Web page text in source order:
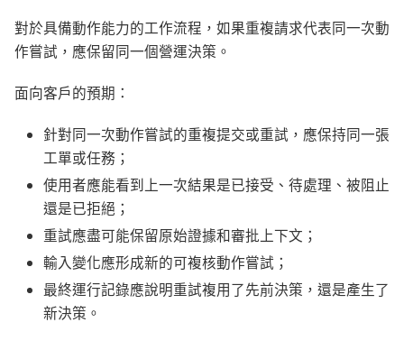
對於具備動作能力的工作流程，如果重複請求代表同一次動
作嘗試，應保留同一個營運決策。
面向客戶的預期：
針對同一次動作嘗試的重複提交或重試，應保持同一張
工單或任務；
使用者應能看到上一次結果是已接受、待處理、被阻止
還是已拒絕；
重試應盡可能保留原始證據和審批上下文；
輸入變化應形成新的可複核動作嘗試；
最終運行記錄應說明重試複用了先前決策，還是產生了
新決策。